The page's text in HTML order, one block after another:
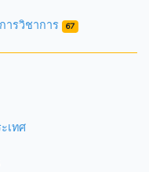
ารวิชาการ 67
เทศ